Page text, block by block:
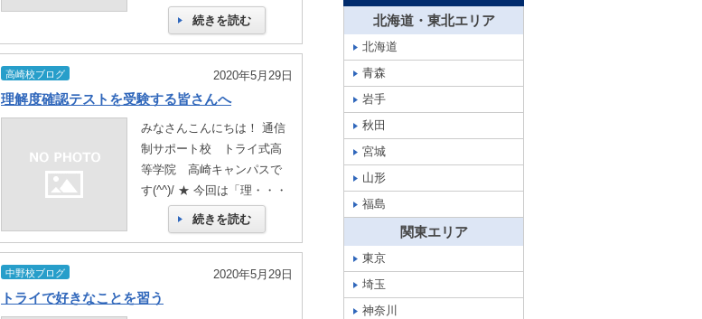
続きを読む
高崎校ブログ 2020年5月29日
理解度確認テストを受験する皆さんへ
みなさんこんにちは！ 通信
制サポート校 トライ式高
等学院 高崎キャンパスで
す(^^)/ ★ 今回は「理・・・
続きを読む
中野校ブログ 2020年5月29日
トライで好きなことを習う
北海道・東北エリア
北海道
青森
岩手
秋田
宮城
山形
福島
関東エリア
東京
埼玉
神奈川